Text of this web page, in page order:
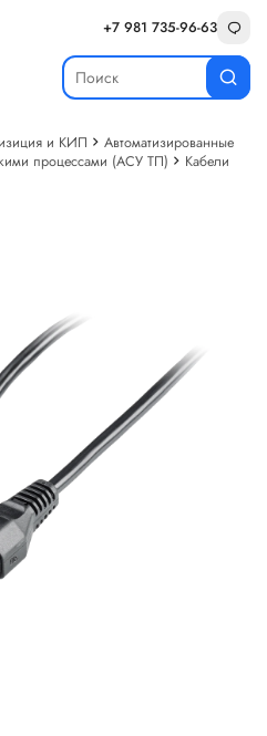
+7 981 735-96-63
и КИП
Автоматизированные
процессами (АСУ ТП)
Кабели